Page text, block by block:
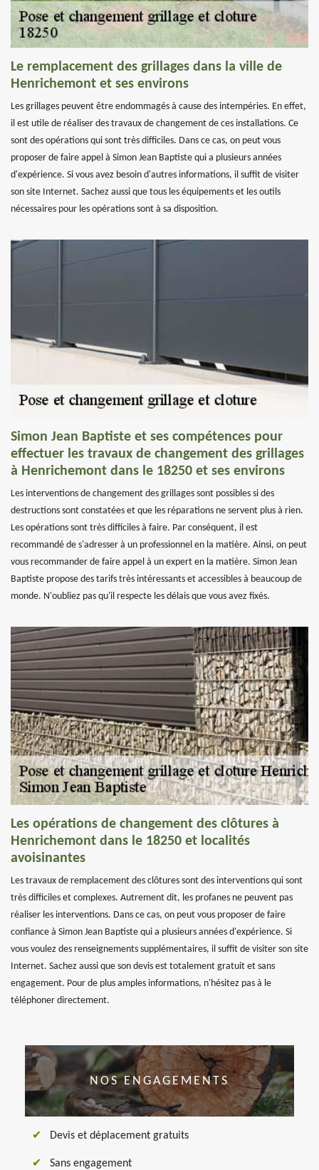
Le remplacement des grillages dans la ville de
Henrichemont et ses environs
Les grillages peuvent être endommagés à cause des intempéries. En effet,
il est utile de réaliser des travaux de changement de ces installations. Ce
sont des opérations qui sont très difficiles. Dans ce cas, on peut vous
proposer de faire appel à Simon Jean Baptiste qui a plusieurs années
d'expérience. Si vous avez besoin d'autres informations, il suffit de visiter
son site Internet. Sachez aussi que tous les équipements et les outils
nécessaires pour les opérations sont à sa disposition.
Simon Jean Baptiste et ses compétences pour
effectuer les travaux de changement des grillages
à Henrichemont dans le 18250 et ses environs
Les interventions de changement des grillages sont possibles si des
destructions sont constatées et que les réparations ne servent plus à rien.
Les opérations sont très difficiles à faire. Par conséquent, il est
recommandé de s'adresser à un professionnel en la matière. Ainsi, on peut
vous recommander de faire appel à un expert en la matière. Simon Jean
Baptiste propose des tarifs très intéressants et accessibles à beaucoup de
monde. N'oubliez pas qu'il respecte les délais que vous avez fixés.
Les opérations de changement des clôtures à
Henrichemont dans le 18250 et localités
avoisinantes
Les travaux de remplacement des clôtures sont des interventions qui sont
très difficiles et complexes. Autrement dit, les profanes ne peuvent pas
réaliser les interventions. Dans ce cas, on peut vous proposer de faire
confiance à Simon Jean Baptiste qui a plusieurs années d'expérience. Si
vous voulez des renseignements supplémentaires, il suffit de visiter son site
Internet. Sachez aussi que son devis est totalement gratuit et sans
engagement. Pour de plus amples informations, n'hésitez pas à le
téléphoner directement.
NOS ENGAGEMENTS
Devis et déplacement gratuits
Sans engagement